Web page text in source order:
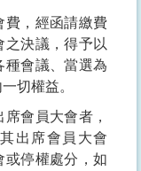
費，經函請繳費
之決議，得予以
種會議、當選為
切權益。
會員大會者，
出席會員大會
或停權處分，如